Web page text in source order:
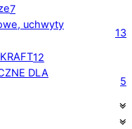
7
uchwyty
13
12
DLA
5